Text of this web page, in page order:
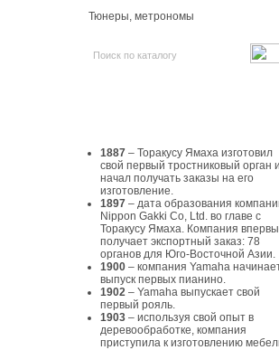
Тюнеры, метрономы
1887 – Торакусу Ямаха изготовил
свой первый тростниковый орган и
начал получать заказы на его
изготовление.
1897 – дата образования
Nippon Gakki Co, Ltd. во главе с
Торакусу Ямаха. Компания
получает экспортный заказ: 78
органов для Юго-Восточной Азии.
1900 – компания Yamaha
выпуск первых пианино.
1902 – Yamaha выпускает свой
первый рояль.
1903 – используя свой опыт в
деревообработке, компания
приступила к изготовлению